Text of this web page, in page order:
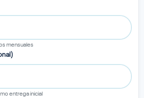
mensuales
entrega inicial